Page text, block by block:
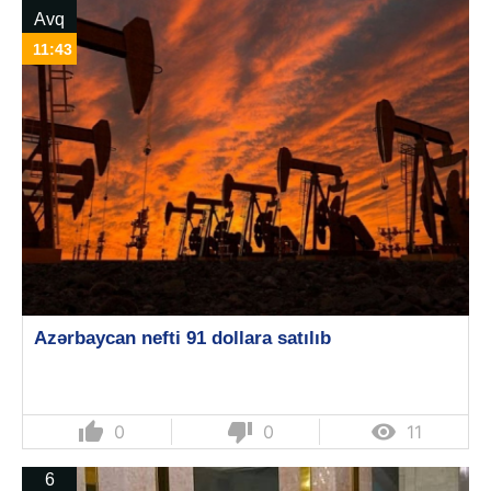
Avq
11:43
Azərbaycan nefti 91 dollara satılıb
thumb_up 0 thumb_down 0  11
6